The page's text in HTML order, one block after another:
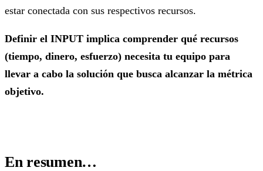
estar conectada con sus respectivos recursos.
Definir el INPUT implica comprender qué recursos
(tiempo, dinero, esfuerzo) necesita tu equipo para
llevar a cabo la solución que busca alcanzar la métrica
objetivo.
En resumen…